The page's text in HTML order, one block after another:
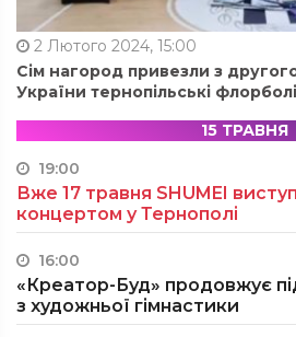
2 Лютого 2024, 15:00
Сім нагород привезли з
України тернопільські
15 ТРАВНЯ
19:00
Вже 17 травня SHUMEI
концертом у Тернополі
16:00
«Креатор-Буд» продовжує
з художньої гімнастики